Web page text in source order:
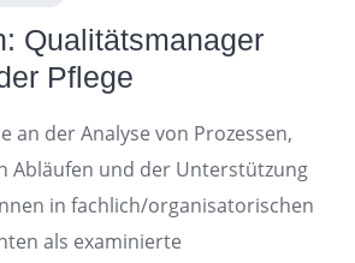
Qualitätsmanager
Pflege
an der Analyse von Prozessen,
Abläufen und der Unterstützung
in fachlich/organisatorischen
als examinierte